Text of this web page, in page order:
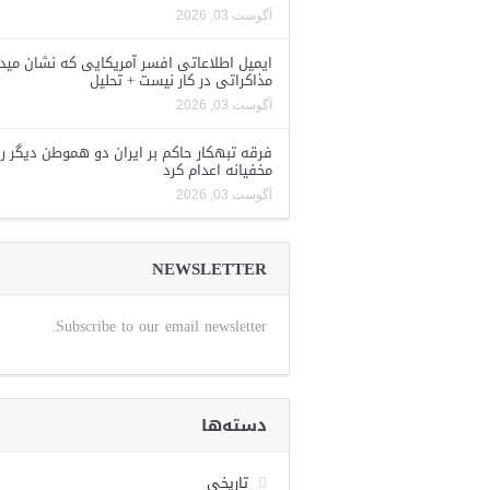
آگوست 03, 2026
ایمیل اطلاعاتی افسر آمریکایی که نشان
مذاکراتی در کار نیست + تحلیل
آگوست 03, 2026
فرقه تبهکار حاکم بر ایران دو هموطن دیگر
مخفیانه اعدام کرد
آگوست 03, 2026
NEWSLETTER
Subscribe to our email newsletter.
دسته‌ها
تاریخی